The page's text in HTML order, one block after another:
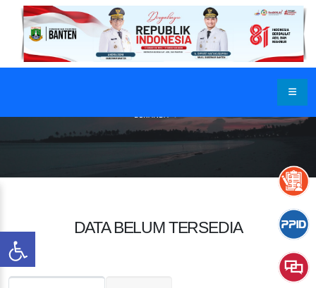
BERANDA
DATA BELUM TERSEDIA